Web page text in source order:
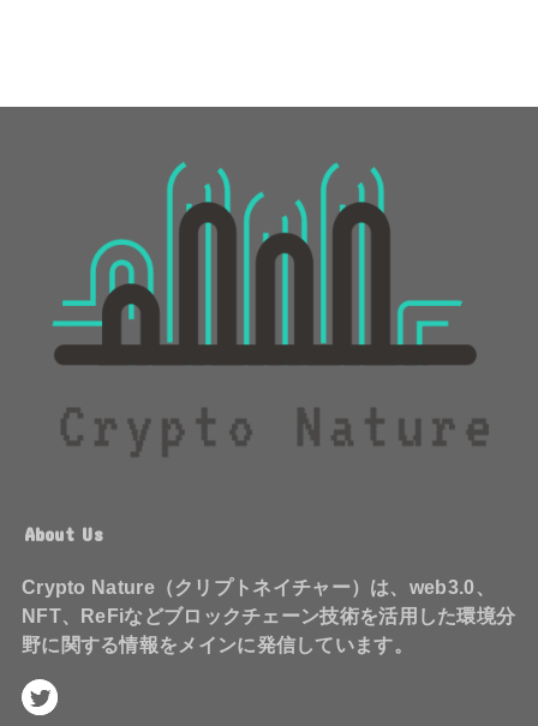
About Us
Crypto Nature（クリプトネイチャー）は、web3.0、
NFT、ReFiなどブロックチェーン技術を活用した環境分
野に関する情報をメインに発信しています。